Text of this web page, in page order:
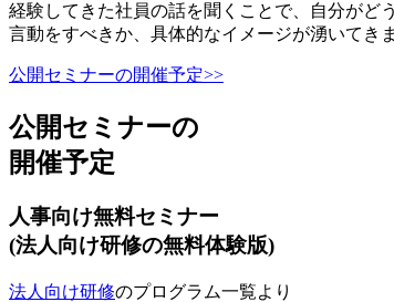
経験してきた社員の話を聞くことで、自分がど
言動をすべきか、具体的なイメージが湧いてきま
公開セミナーの開催予定>>
公開セミナーの
開催予定
人事向け無料セミナー
(法人向け研修の無料体験版)
法人向け研修のプログラム一覧より